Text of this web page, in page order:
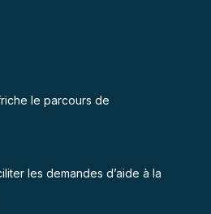
le parcours de
les demandes d’aide à la